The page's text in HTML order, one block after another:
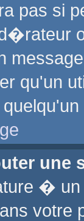
pas si
qu'un
une
�